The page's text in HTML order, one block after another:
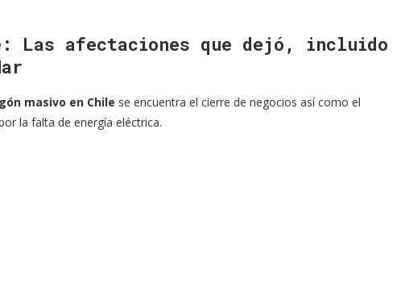
Las afectaciones que dejó, incluido
masivo en Chile se encuentra el cierre de negocios así como el
la falta de energía eléctrica.